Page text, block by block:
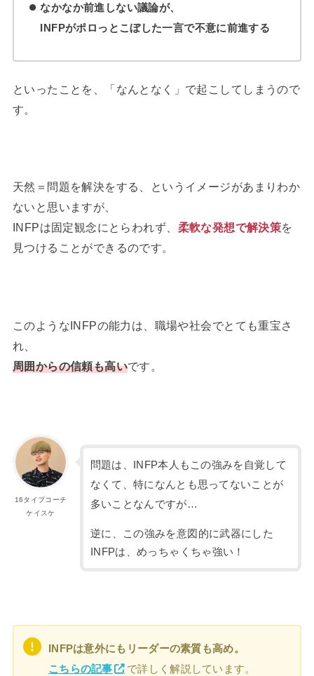
なかなか前進しない議論が、
INFPがポロっとこぼした一言で不意に前進する
といったことを、「なんとなく」で起こしてしまうので
す。
天然＝問題を解決をする、というイメージがあまりわか
ないと思いますが、
INFPは固定観念にとらわれず、 柔軟な発想で解決策を
見つけることができるのです。
このようなINFPの能力は、職場や社会でとても重宝さ
れ、
周囲からの信頼も高いです。
16タイプコーチ
ケイスケ
問題は、INFP本人もこの強みを自覚して
なくて、特になんとも思ってないことが
多いことなんですが…
逆に、この強みを意図的に武器にした
INFPは、めっちゃくちゃ強い！
INFPは意外にもリーダーの素質も高め。
こちらの記事
で詳しく解説しています。